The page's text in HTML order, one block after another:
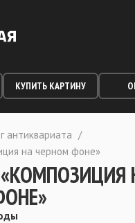
КУПИТЬ КАРТИНУ
антиквариата /
на черном фоне»